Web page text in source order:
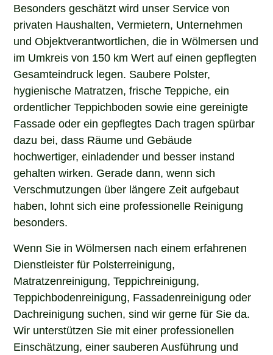
Besonders geschätzt wird unser Service von
privaten Haushalten, Vermietern, Unternehmen
und Objektverantwortlichen, die in Wölmersen und
im Umkreis von 150 km Wert auf einen gepflegten
Gesamteindruck legen. Saubere Polster,
hygienische Matratzen, frische Teppiche, ein
ordentlicher Teppichboden sowie eine gereinigte
Fassade oder ein gepflegtes Dach tragen spürbar
dazu bei, dass Räume und Gebäude
hochwertiger, einladender und besser instand
gehalten wirken. Gerade dann, wenn sich
Verschmutzungen über längere Zeit aufgebaut
haben, lohnt sich eine professionelle Reinigung
besonders.
Wenn Sie in Wölmersen nach einem erfahrenen
Dienstleister für Polsterreinigung,
Matratzenreinigung, Teppichreinigung,
Teppichbodenreinigung, Fassadenreinigung oder
Dachreinigung suchen, sind wir gerne für Sie da.
Wir unterstützen Sie mit einer professionellen
Einschätzung, einer sauberen Ausführung und